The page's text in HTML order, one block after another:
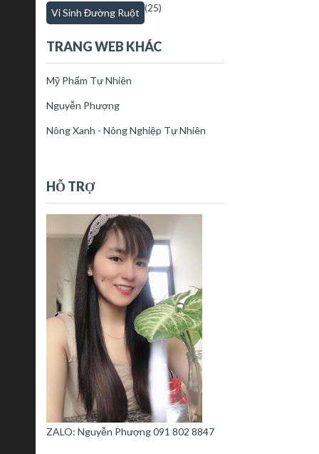
Vi Sinh Đường Ruột (25)
TRANG WEB KHÁC
Mỹ Phẩm Tự Nhiên
Nguyễn Phượng
Nông Xanh - Nông Nghiệp Tự Nhiên
HỖ TRỢ
ZALO: Nguyễn Phượng 091 802 8847